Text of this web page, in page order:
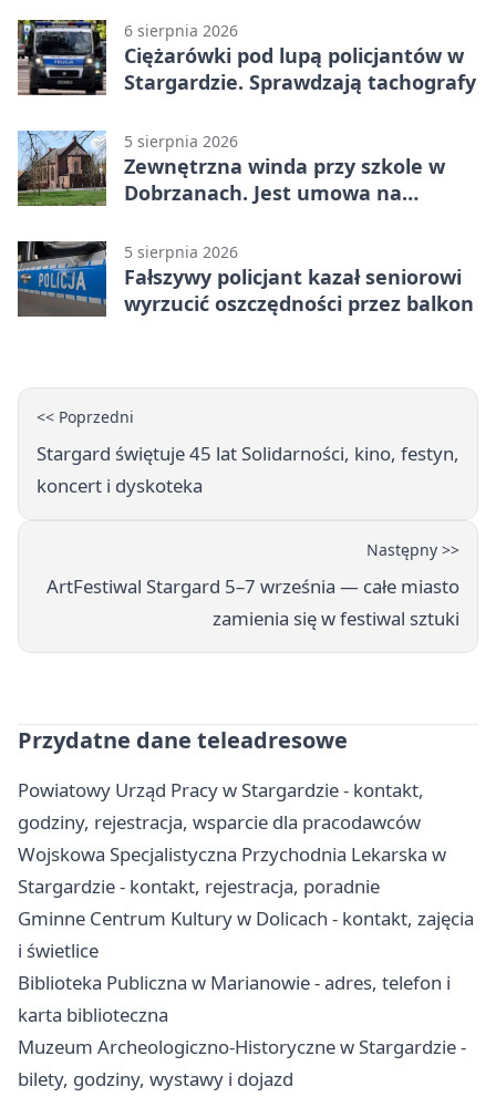
6 sierpnia 2026
Ciężarówki pod lupą policjantów w
Stargardzie. Sprawdzają tachografy
5 sierpnia 2026
Zewnętrzna winda przy szkole w
Dobrzanach. Jest umowa na
5 sierpnia 2026
Fałszywy policjant kazał seniorowi
wyrzucić oszczędności przez balkon
<< Poprzedni
Stargard świętuje 45 lat Solidarności, kino, festyn,
koncert i dyskoteka
Następny >>
ArtFestiwal Stargard 5–7 września — całe miasto
zamienia się w festiwal sztuki
Przydatne dane teleadresowe
Powiatowy Urząd Pracy w Stargardzie - kontakt,
godziny, rejestracja, wsparcie dla pracodawców
Wojskowa Specjalistyczna Przychodnia Lekarska w
Stargardzie - kontakt, rejestracja, poradnie
Gminne Centrum Kultury w Dolicach - kontakt, zajęcia
i świetlice
Biblioteka Publiczna w Marianowie - adres, telefon i
karta biblioteczna
Muzeum Archeologiczno-Historyczne w Stargardzie -
bilety, godziny, wystawy i dojazd